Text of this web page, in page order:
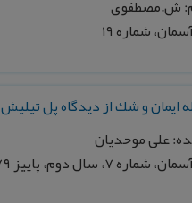
ش.مصطفوی
شماره ۱۹
ايمان و شك از ديدگاه پل تيليش
علی موحديان
۷، سال دوم، پاييز ۱۳۷۹